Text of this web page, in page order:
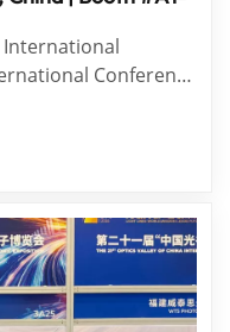
International
Conference
Academic
Adopting a
model,